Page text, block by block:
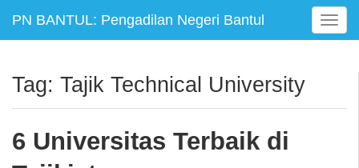
PN BANTUL: Pengadilan Negeri Bantul
T
o
e
Tag: Tajik Technical University
6 Universitas Terbaik di